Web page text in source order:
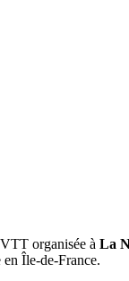
organisée à La
Île-de-France.